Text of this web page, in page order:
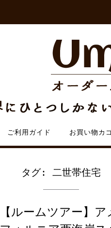
ご利用ガイド お買い物カ
タグ:二世帯住宅
【ルームツアー】